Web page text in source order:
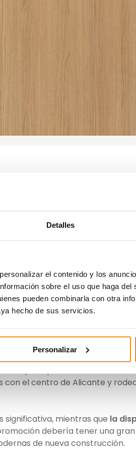
Detalles
el contenido y los
sobre el uso que haga
pueden combinarla con otra
hecho de sus servicios.
Personalizar
llave en
Street para
en alquiler en
entre DeA Capital y
Rent(BTR) en Alicante que
lanzar un nuevo concepto de
de vivir.
proximidades del Hospital
con el centro de Alicante y
significativa, mientras que la
debería tener una
de nueva construcción.